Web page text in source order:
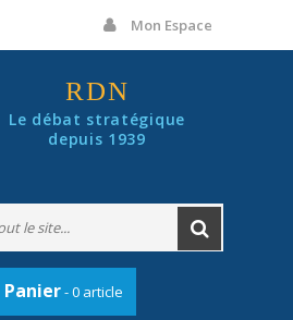
Mon Espace
RDN
Le débat stratégique
depuis 1939
Panier- 0 article